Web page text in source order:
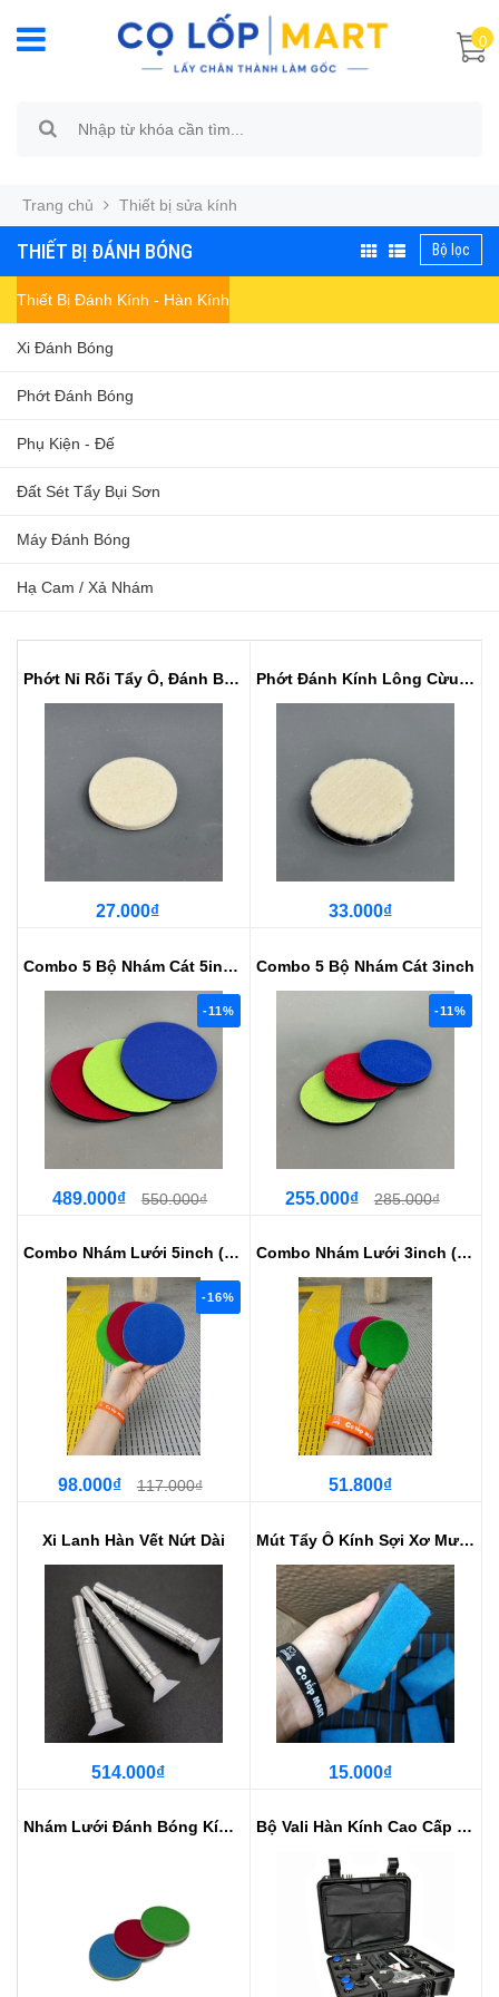
0
Trang chủ Thiết bị sửa kính
THIẾT BỊ ĐÁNH BÓNG Bộ lọc
Thiết Bị Đánh Kính - Hàn Kính
Xi Đánh Bóng
Phớt Đánh Bóng
Phụ Kiện - Đế
Đất Sét Tẩy Bụi Sơn
Máy Đánh Bóng
Hạ Cam / Xả Nhám
Phớt Nỉ Rối Tẩy Ố, Đánh Bóng Kín...
27.000₫
Phớt Đánh Kính Lông Cừu Dày Chịu...
33.000₫
Combo 5 Bộ Nhám Cát 5inch (Bước ...
-11%
489.000₫ 550.000₫
Combo 5 Bộ Nhám Cát 3inch
-11%
255.000₫ 285.000₫
Combo Nhám Lưới 5inch (Bước 1,2,3)
-16%
98.000₫ 117.000₫
Combo Nhám Lưới 3inch (Bước 1,2,3)
51.800₫
Xi Lanh Hàn Vết Nứt Dài
514.000₫
Mút Tẩy Ố Kính Sợi Xơ Mướp MỚI
15.000₫
Nhám Lưới Đánh Bóng Kính 3 Bước ... Bộ Vali Hàn Kính Cao Cấp Xi Lanh...